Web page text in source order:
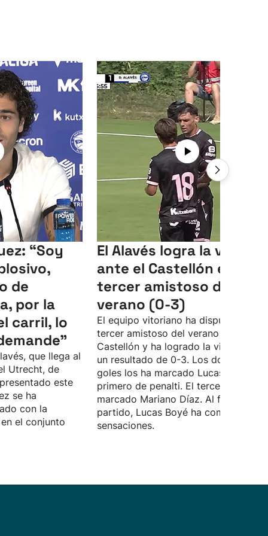
“Soy
de
por la
carril, lo
que llega al
Utrecht, de
este
se ha
con la
el conjunto
El Alavés logra la victoria
ante el Castellón en el
tercer amistoso del
verano (0-3)
El equipo vitoriano ha disputado su
tercer amistoso del verano ante el
Castellón y ha logrado la victoria con
un resultado de 0-3. Los dos
goles los ha marcado Lucas Boyé, el
primero de penalti. El tercero lo ha
marcado Mariano Díaz. Al final del
partido, Lucas Boyé ha compartido
sensaciones.